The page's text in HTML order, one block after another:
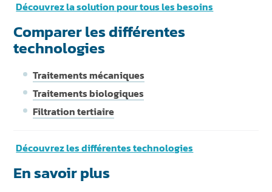
Découvrez la solution pour tous les besoins
Comparer les différentes
technologies
Traitements mécaniques
Traitements biologiques
Filtration tertiaire
Découvrez les différentes technologies
En savoir plus